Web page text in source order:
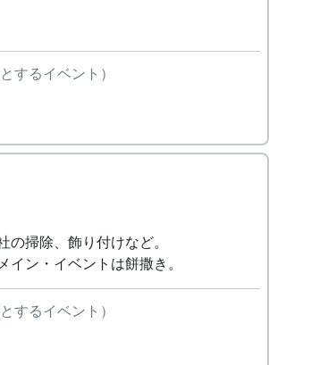
するイベント）
掃除、飾り付けなど。
ン・イベントは餅撒き。
するイベント）